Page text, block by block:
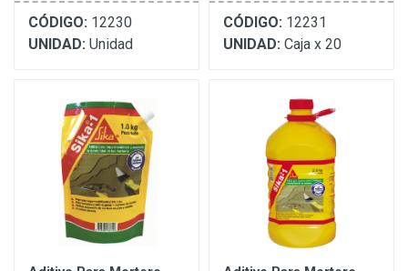
CÓDIGO: 12230
UNIDAD: Unidad
CÓDIGO: 12231
UNIDAD: Caja x 20